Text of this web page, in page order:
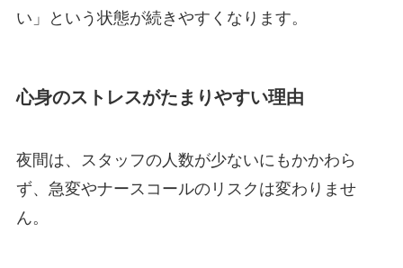
い」という状態が続きやすくなります。
心身のストレスがたまりやすい理由
夜間は、スタッフの人数が少ないにもかかわら
ず、急変やナースコールのリスクは変わりませ
ん。